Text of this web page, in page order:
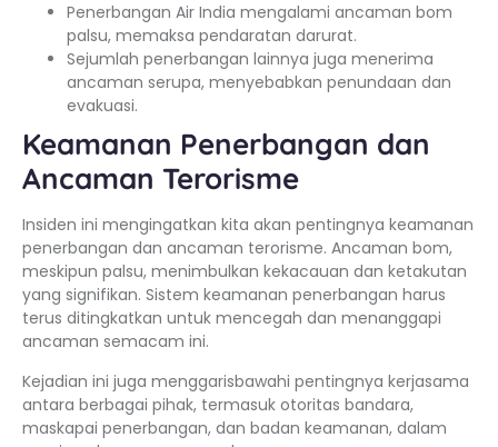
Penerbangan Air India mengalami ancaman bom
palsu, memaksa pendaratan darurat.
Sejumlah penerbangan lainnya juga menerima
ancaman serupa, menyebabkan penundaan dan
evakuasi.
Keamanan Penerbangan dan
Ancaman Terorisme
Insiden ini mengingatkan kita akan pentingnya keamanan
penerbangan dan ancaman terorisme. Ancaman bom,
meskipun palsu, menimbulkan kekacauan dan ketakutan
yang signifikan. Sistem keamanan penerbangan harus
terus ditingkatkan untuk mencegah dan menanggapi
ancaman semacam ini.
Kejadian ini juga menggarisbawahi pentingnya kerjasama
antara berbagai pihak, termasuk otoritas bandara,
maskapai penerbangan, dan badan keamanan, dalam